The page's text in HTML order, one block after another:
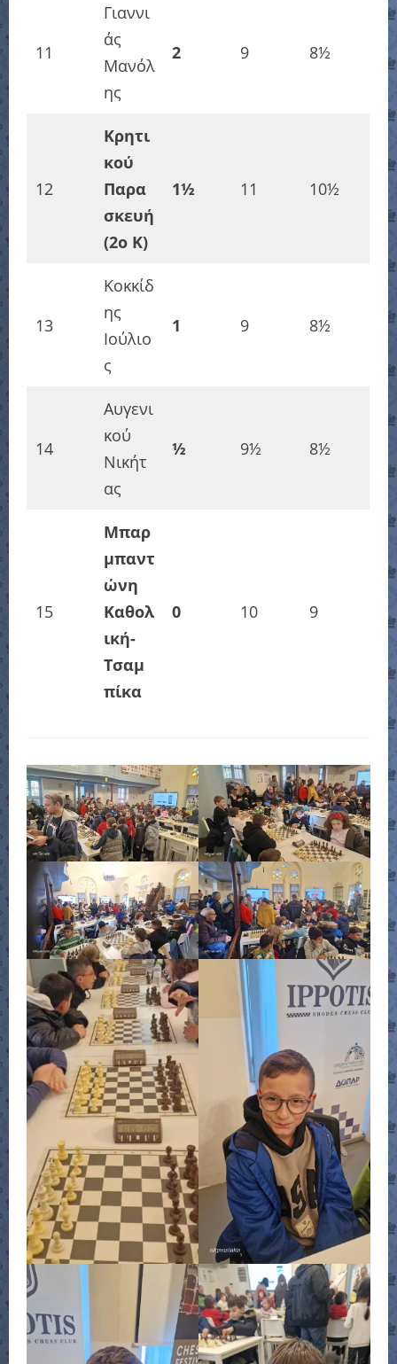
11
Γιαννι
άς
Μανόλ
ης
2 9 8½
12
Κρητι
κού
Παρα
σκευή
(2o K)
1½ 11 10½
13
Κοκκίδ
ης
Ιούλιο
ς
1 9 8½
14
Αυγενι
κού
Νικήτ
ας
½ 9½ 8½
15
Μπαρ
μπαντ
ώνη
Καθολ
ική-
Τσαμ
πίκα
0 10 9